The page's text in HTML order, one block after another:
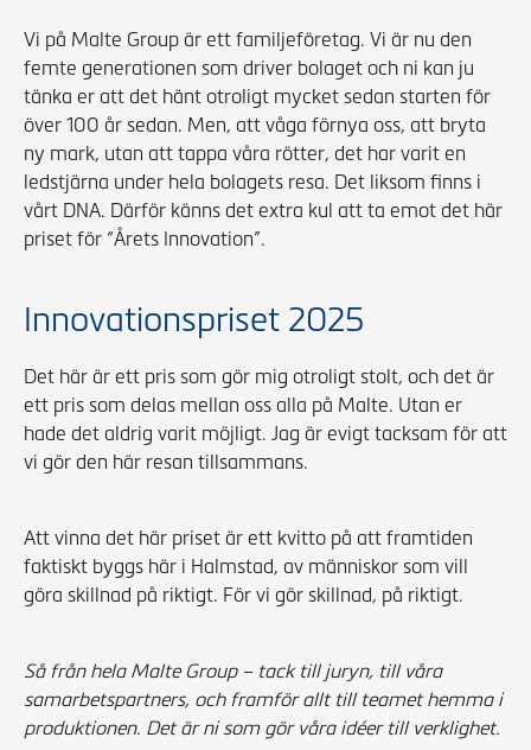
Vi på Malte Group är ett familjeföretag. Vi är nu den
femte generationen som driver bolaget och ni kan ju
tänka er att det hänt otroligt mycket sedan starten för
över 100 år sedan. Men, att våga förnya oss, att bryta
ny mark, utan att tappa våra rötter, det har varit en
ledstjärna under hela bolagets resa. Det liksom finns i
vårt DNA. Därför känns det extra kul att ta emot det här
priset för “Årets Innovation”.
Innovationspriset 2025
Det här är ett pris som gör mig otroligt stolt, och det är
ett pris som delas mellan oss alla på Malte. Utan er
hade det aldrig varit möjligt. Jag är evigt tacksam för att
vi gör den här resan tillsammans.
Att vinna det här priset är ett kvitto på att framtiden
faktiskt byggs här i Halmstad, av människor som vill
göra skillnad på riktigt. För vi gör skillnad, på riktigt.
Så från hela Malte Group – tack till juryn, till våra
samarbetspartners, och framför allt till teamet hemma i
produktionen. Det är ni som gör våra idéer till verklighet.